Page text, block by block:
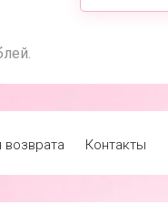
возврата Контакты